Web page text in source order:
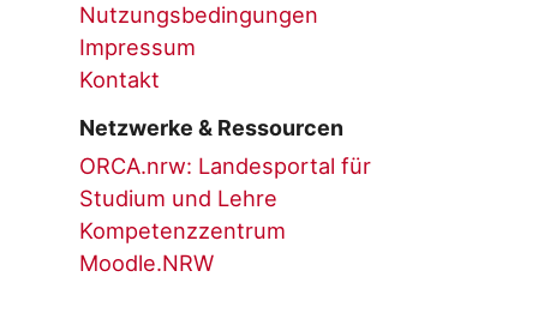
Nutzungsbedingungen
Impressum
Kontakt
Netzwerke & Ressourcen
ORCA.nrw: Landesportal für
Studium und Lehre
Kompetenzzentrum
Moodle.NRW